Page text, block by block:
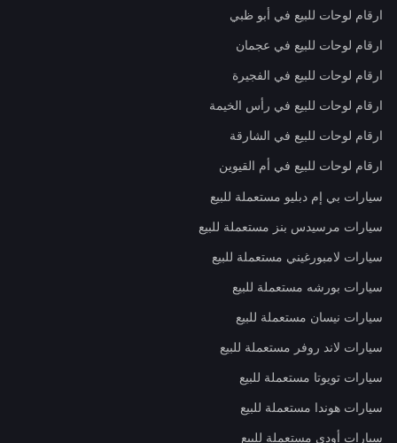
ارقام لوحات للبيع في أبو ظبي
ارقام لوحات للبيع في عجمان
ارقام لوحات للبيع في الفجيرة
ارقام لوحات للبيع في رأس الخيمة
ارقام لوحات للبيع في الشارقة
ارقام لوحات للبيع في أم القيوين
سيارات بي إم دبليو مستعملة للبيع
سيارات مرسيدس بنز مستعملة للبيع
سيارات لامبورغيني مستعملة للبيع
سيارات بورشه مستعملة للبيع
سيارات نيسان مستعملة للبيع
سيارات لاند روفر مستعملة للبيع
سيارات تويوتا مستعملة للبيع
سيارات هوندا مستعملة للبيع
سيارات أودي مستعملة للبيع